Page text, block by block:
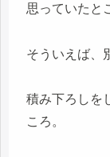
思っていたと
そういえば、
積み下ろしを
ころ。